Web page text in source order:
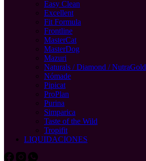
Easy Clean
Excellent
Fit Formula
Frontline
MasterCat
MasterDog
Mazuri
Naturals / Diamond / NutraGold
Nómade
Pipicat
ProPlan
Purina
Simparica
Taste of the Wild
Tropifit
LIQUIDACIONES